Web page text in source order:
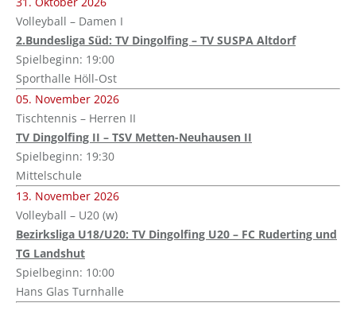
Volleyball – Damen I
2.Bundesliga Süd: TV Dingolfing – TV SUSPA Altdorf
Spielbeginn: 19:00
Sporthalle Höll-Ost
05. November 2026
Tischtennis – Herren II
TV Dingolfing II – TSV Metten-Neuhausen II
Spielbeginn: 19:30
Mittelschule
13. November 2026
Volleyball – U20 (w)
Bezirksliga U18/U20: TV Dingolfing U20 – FC Ruderting und
TG Landshut
Spielbeginn: 10:00
Hans Glas Turnhalle